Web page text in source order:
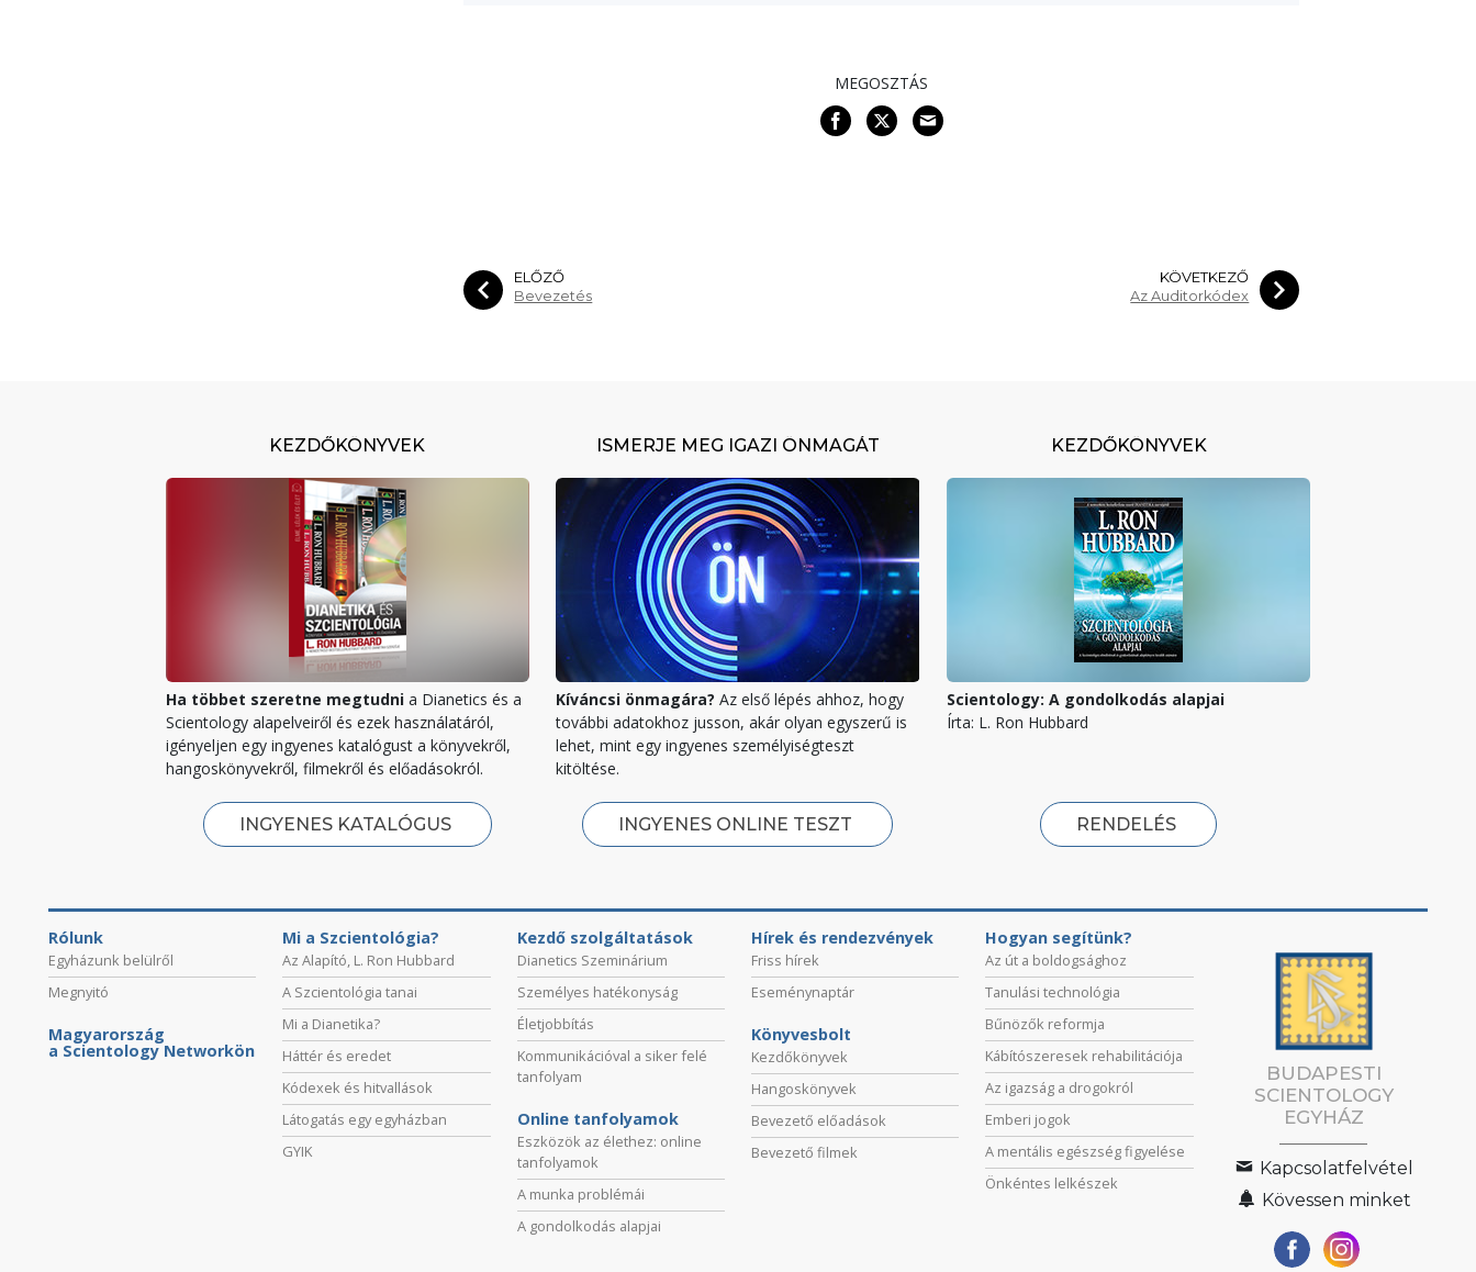
MEGOSZTÁS
ELŐZŐ
Bevezetés
KÖVETKEZŐ
Az Auditorkódex
KEZDŐKÖNYVEK
Ha többet szeretne megtudnia Dianetics és a
Scientology alapelveiről és ezek használatáról,
igényeljen egy ingyenes katalógust a könyvekről,
hangoskönyvekről, filmekről és előadásokról.
INGYENES KATALÓGUS
ISMERJE MEG IGAZI ÖNMAGÁT
Kíváncsi önmagára? Az első lépés ahhoz, hogy
további adatokhoz jusson, akár olyan egyszerű is
lehet, mint egy ingyenes személyiségteszt
kitöltése.
INGYENES ONLINE TESZT
KEZDŐKÖNYVEK
Scientology: A gondolkodás alapjai
Írta: L. Ron Hubbard
RENDELÉS
Rólunk
Egyházunk belülről
Megnyitó
Magyarország
a Scientology Networkön
Mi a Szcientológia?
Az Alapító, L. Ron Hubbard
A Szcientológia tanai
Mi a Dianetika?
Háttér és eredet
Kódexek és hitvallások
Látogatás egy egyházban
GYIK
Kezdő szolgáltatások
Dianetics Szeminárium
Személyes hatékonyság
Életjobbítás
Kommunikációval a siker felé
tanfolyam
Online tanfolyamok
Eszközök az élethez: online
tanfolyamok
A munka problémái
A gondolkodás alapjai
Hírek és rendezvények
Friss hírek
Eseménynaptár
Könyvesbolt
Kezdőkönyvek
Hangoskönyvek
Bevezető előadások
Bevezető filmek
Hogyan segítünk?
Az út a boldogsághoz
Tanulási technológia
Bűnözők reformja
Kábítószeresek rehabilitációja
Az igazság a drogokról
Emberi jogok
A mentális egészség figyelése
Önkéntes lelkészek
BUDAPESTI
SCIENTOLOGY
EGYHÁZ
Kapcsolatfelvétel
Kövessen minket